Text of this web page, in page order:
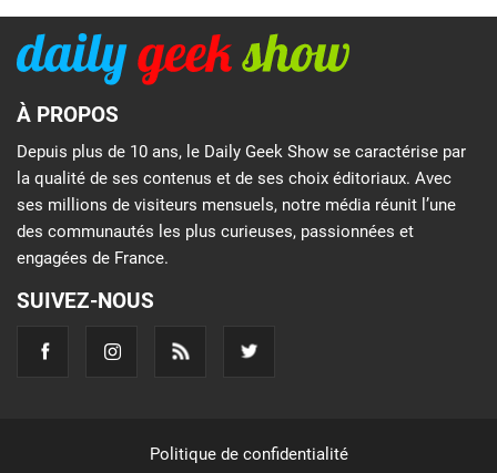
À PROPOS
Depuis plus de 10 ans, le Daily Geek Show se caractérise par
la qualité de ses contenus et de ses choix éditoriaux. Avec
ses millions de visiteurs mensuels, notre média réunit l’une
des communautés les plus curieuses, passionnées et
engagées de France.
SUIVEZ-NOUS
Politique de confidentialité